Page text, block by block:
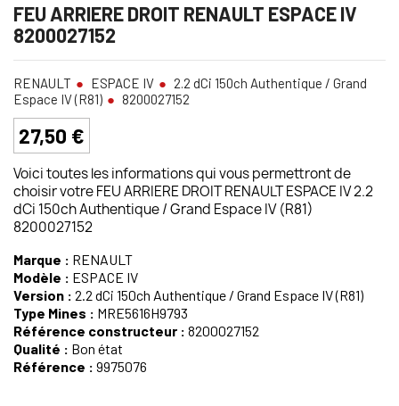
FEU ARRIERE DROIT RENAULT ESPACE IV
8200027152
RENAULT ESPACE IV
2.2 dCi 150ch Authentique / Grand
Espace IV (R81)
8200027152
27,50 €
Voici toutes les informations qui vous permettront de
choisir votre FEU ARRIERE DROIT RENAULT ESPACE IV 2.2
dCi 150ch Authentique / Grand Espace IV (R81)
8200027152
Marque : RENAULT
Modèle : ESPACE IV
Version : 2.2 dCi 150ch Authentique / Grand Espace IV (R81)
Type Mines : MRE5616H9793
Référence constructeur : 8200027152
Qualité : Bon état
Référence : 9975076